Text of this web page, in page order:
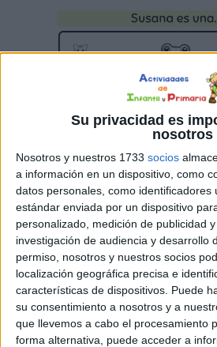
Su privacidad es
nosotros
Nosotros y nuestros 1733 socios
a información en un dispositivo, como
datos personales, como identificadores
estándar enviada por un dispositivo
personalizado, medición de publicidad y
investigación de audiencia y desarrollo
permiso, nosotros y nuestros socios
localización geográfica precisa e
características de dispositivos. Puede
su consentimiento a nosotros y a
que llevemos a cabo el procesamiento
forma alternativa, puede acceder a